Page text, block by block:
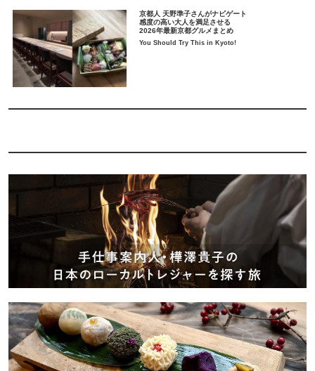
京都人 天野準子さんがナビゲート
感度の高い大人を満足させる
2026年最新京都グルメまとめ
You Should Try This in Kyoto!